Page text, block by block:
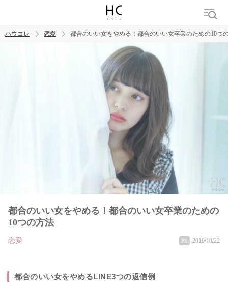
ハウコレ 恋愛 都合のいい女をやめる！都合のいい女卒業のための10つ
都合のいい女をやめる！都合のいい女卒業のための
10つの方法
恋愛 PR 2019/10/22
都合のいい女をやめるLINE3つの返信例